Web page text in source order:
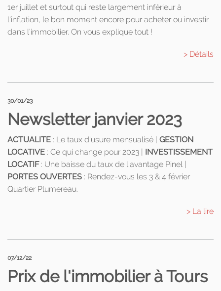
1er juillet et surtout qui reste largement inférieur à
l'inflation, le bon moment encore pour acheter ou investir
dans l’immobilier. On vous explique tout !
> Détails
30/01/23
Newsletter janvier 2023
ACTUALITE : Le taux d'usure mensualisé | GESTION
LOCATIVE : Ce qui change pour 2023 | INVESTISSEMENT
LOCATIF: Une baisse du taux de l'avantage Pinel |
PORTES OUVERTES : Rendez-vous les 3 & 4 février
Quartier Plumereau.
> La lire
07/12/22
Prix de l'immobilier à Tours